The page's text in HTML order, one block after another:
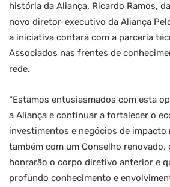
história da Aliança. Ricardo Ramos,
novo diretor-executivo da Aliança
a iniciativa contará com a parceria
Associados nas frentes de
rede.
“Estamos entusiasmados com esta
a Aliança e continuar a fortalecer o
investimentos e negócios de impacto
também com um Conselho renovado,
honrarão o corpo diretivo anterior e
profundo conhecimento e